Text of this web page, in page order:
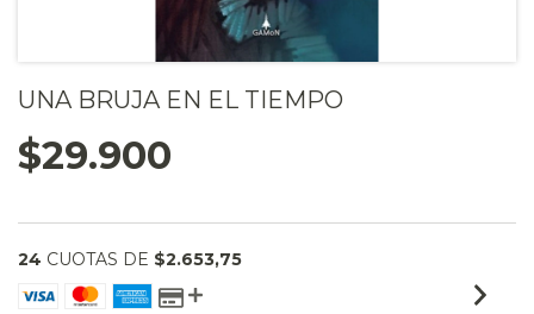
UNA BRUJA EN EL TIEMPO
$29.900
24 CUOTAS DE $2.653,75